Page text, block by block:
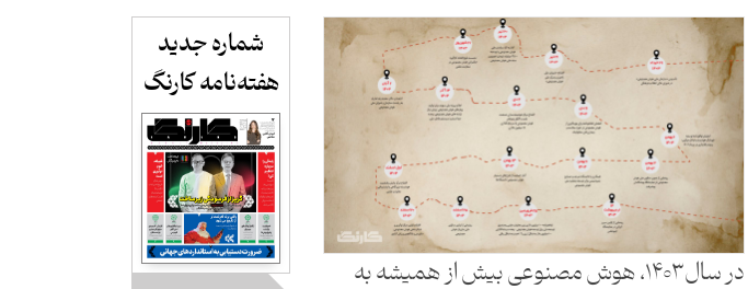
در سال ۱۴۰۳، هوش مصنوعی بیش از همیشه به
شماره جدید
هفته‌نامه کارنگ​